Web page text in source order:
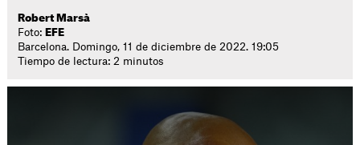
Robert Marsà
Foto: EFE
Barcelona. Domingo, 11 de diciembre de 2022. 19:05
Tiempo de lectura: 2 minutos